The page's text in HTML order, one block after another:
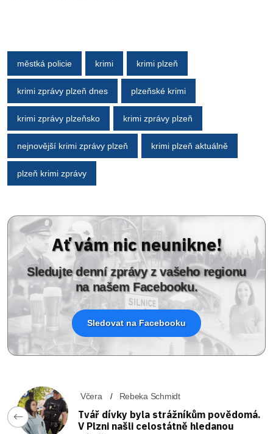
městká policie krimi krimi plzeň
krimi zprávy plzeň dnes plzeňské krimi
krimi zprávy plzeňsko krimi zprávy plzeň
nejnovější krimi zprávy plzeň krimi plzeň aktuálně
plzeň krimi zprávy
Ať vám nic neunikne!
Sledujte denní zprávy z vašeho regionu
na našem Facebooku.
Sledovat na Facebooku
Včera Rebeka Schmidt
Tvář dívky byla strážníkům povědomá.
V Plzni našli celostátně hledanou